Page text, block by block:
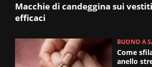
Macchie di candeggina sui
efficaci
BUONO A
Come
anello